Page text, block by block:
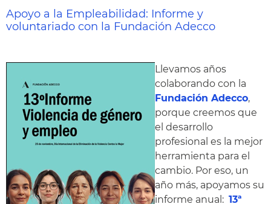
Apoyo a la Empleabilidad: Informe y
voluntariado con la Fundación Adecco
Llevamos años
colaborando con la
Fundación Adecco,
porque creemos que
el desarrollo
profesional es la mejor
herramienta para el
cambio. Por eso, un
año más, apoyamos su
informe anual: 13ª